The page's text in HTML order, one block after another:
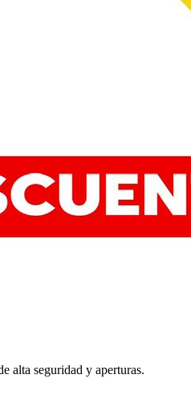
alta seguridad y aperturas.